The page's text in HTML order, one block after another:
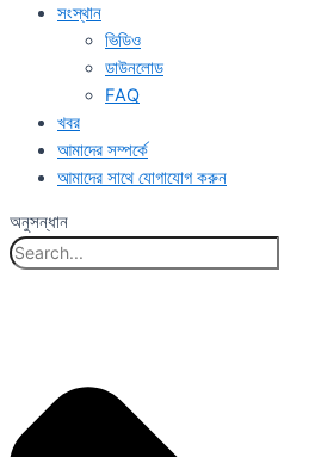
সংস্থান
ভিডিও
ডাউনলোড
FAQ
খবর
আমাদের সম্পর্কে
আমাদের সাথে যোগাযোগ করুন
অনুসন্ধান